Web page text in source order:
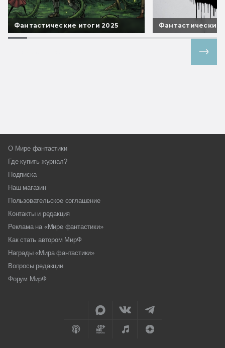
Фантастические итоги 2025 Фантастические
О Мире фантастики
Где купить журнал?
Подписка
Наш магазин
Пользовательское соглашение
Контакты и редакция
Реклама на «Мире фантастики»
Как стать автором МирФ
Награды «Мира фантастики»
Вопросы редакции
Форум МирФ